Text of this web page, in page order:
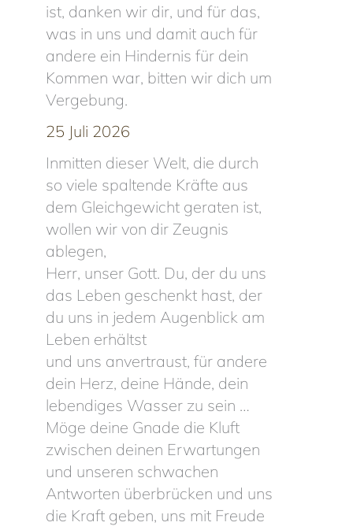
ist, danken wir dir, und für das,
was in uns und damit auch für
andere ein Hindernis für dein
Kommen war, bitten wir dich um
Vergebung.
25 Juli 2026
Inmitten dieser Welt, die durch
so viele spaltende Kräfte aus
dem Gleichgewicht geraten ist,
wollen wir von dir Zeugnis
ablegen,
Herr, unser Gott. Du, der du uns
das Leben geschenkt hast, der
du uns in jedem Augenblick am
Leben erhältst
und uns anvertraust, für andere
dein Herz, deine Hände, dein
lebendiges Wasser zu sein …
Möge deine Gnade die Kluft
zwischen deinen Erwartungen
und unseren schwachen
Antworten überbrücken und uns
die Kraft geben, uns mit Freude